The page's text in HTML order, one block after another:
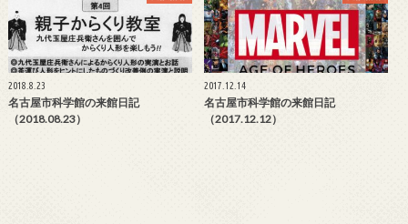
2018.8.23
名古屋市科学館の来館日記
（2018.08.23）
2017.12.14
名古屋市科学館の来館日記
（2017.12.12）